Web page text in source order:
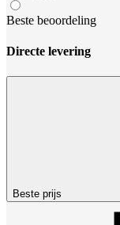
Beste beoordeling
Directe levering
Beste prijs